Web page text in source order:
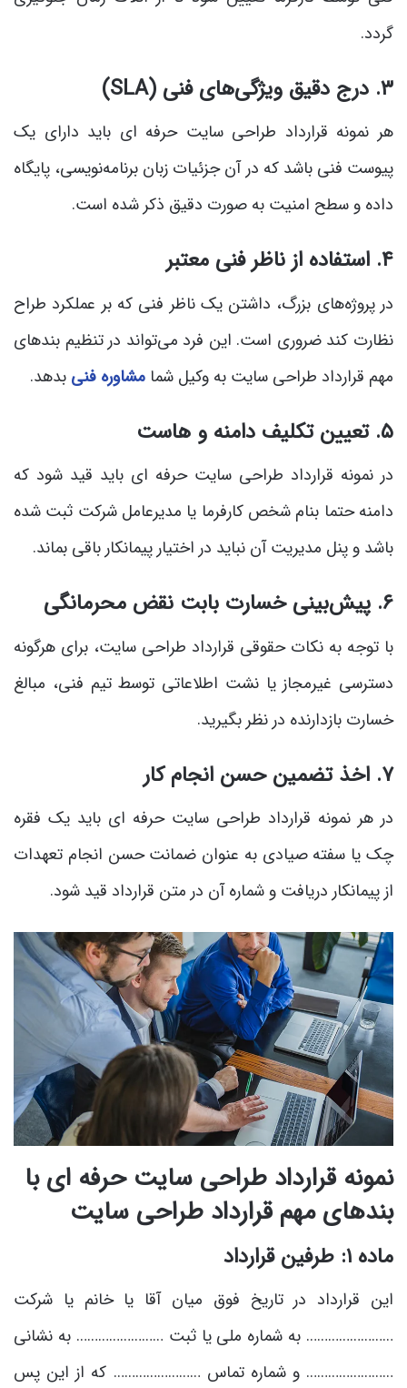
گردد.
۳. درج دقیق ویژگی‌های فنی (SLA)
هر نمونه قرارداد طراحی سایت حرفه ای باید دارای یک
پیوست فنی باشد که در آن جزئیات زبان برنامه‌نویسی، پایگاه
داده و سطح امنیت به صورت دقیق ذکر شده است.
۴. استفاده از ناظر فنی معتبر
در پروژه‌های بزرگ، داشتن یک ناظر فنی که بر عملکرد طراح
نظارت کند ضروری است. این فرد می‌تواند در تنظیم بندهای
مهم قرارداد طراحی سایت به وکیل شما مشاوره فنی بدهد.
۵. تعیین تکلیف دامنه و هاست
در نمونه قرارداد طراحی سایت حرفه ای باید قید شود که
دامنه حتما بنام شخص کارفرما یا مدیرعامل شرکت ثبت شده
باشد و پنل مدیریت آن نباید در اختیار پیمانکار باقی بماند.
۶. پیش‌بینی خسارت بابت نقض محرمانگی
با توجه به نکات حقوقی قرارداد طراحی سایت، برای هرگونه
دسترسی غیرمجاز یا نشت اطلاعاتی توسط تیم فنی، مبالغ
خسارت بازدارنده در نظر بگیرید.
۷. اخذ تضمین حسن انجام کار
در هر نمونه قرارداد طراحی سایت حرفه ای باید یک فقره
چک یا سفته صیادی به عنوان ضمانت حسن انجام تعهدات
از پیمانکار دریافت و شماره آن در متن قرارداد قید شود.
نمونه قرارداد طراحی سایت حرفه ای با
بندهای مهم قرارداد طراحی سایت
ماده ۱: طرفین قرارداد
این قرارداد در تاریخ فوق میان آقا یا خانم یا شرکت
…………………… به شماره ملی یا ثبت …………………… به نشانی
…………………… و شماره تماس …………………… که از این پس